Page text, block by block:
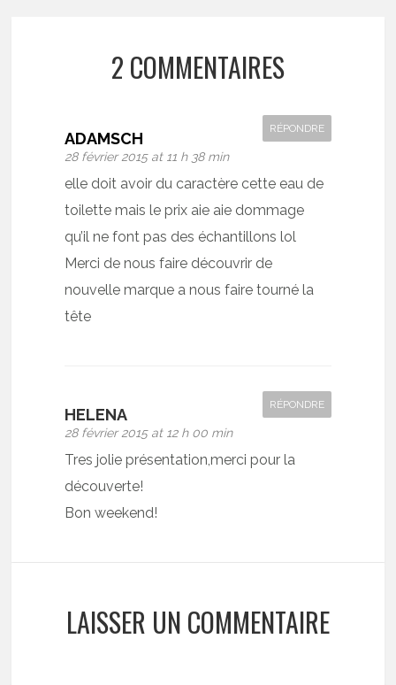
2 COMMENTAIRES
ADAMSCH
28 février 2015 at 11 h 38 min
RÉPONDRE
elle doit avoir du caractère cette eau de
toilette mais le prix aie aie dommage
qu’il ne font pas des échantillons lol
Merci de nous faire découvrir de
nouvelle marque a nous faire tourné la
tête
HELENA
28 février 2015 at 12 h 00 min
RÉPONDRE
Tres jolie présentation,merci pour la
découverte!
Bon weekend!
LAISSER UN COMMENTAIRE